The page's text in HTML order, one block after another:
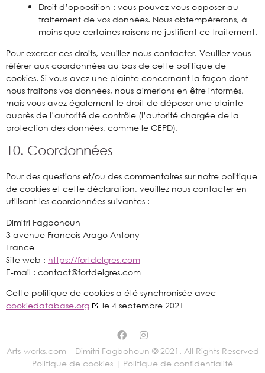
Droit d’opposition : vous pouvez vous opposer au
traitement de vos données. Nous obtempérerons, à
moins que certaines raisons ne justifient ce traitement.
Pour exercer ces droits, veuillez nous contacter. Veuillez vous
référer aux coordonnées au bas de cette politique de
cookies. Si vous avez une plainte concernant la façon dont
nous traitons vos données, nous aimerions en être informés,
mais vous avez également le droit de déposer une plainte
auprès de l’autorité de contrôle (l’autorité chargée de la
protection des données, comme le CEPD).
10. Coordonnées
Pour des questions et/ou des commentaires sur notre politique
de cookies et cette déclaration, veuillez nous contacter en
utilisant les coordonnées suivantes :
Dimitri Fagbohoun
3 avenue Francois Arago Antony
France
Site web : https://fortdelgres.com
E-mail : moc.sergledtrof@tcatnoc
Cette politique de cookies a été synchronisée avec
cookiedatabase.org
le 4 septembre 2021
Arts-works.com – Dimitri Fagbohoun © 2021. All Rights Reserved
Politique de cookies | Politique de confidentialité